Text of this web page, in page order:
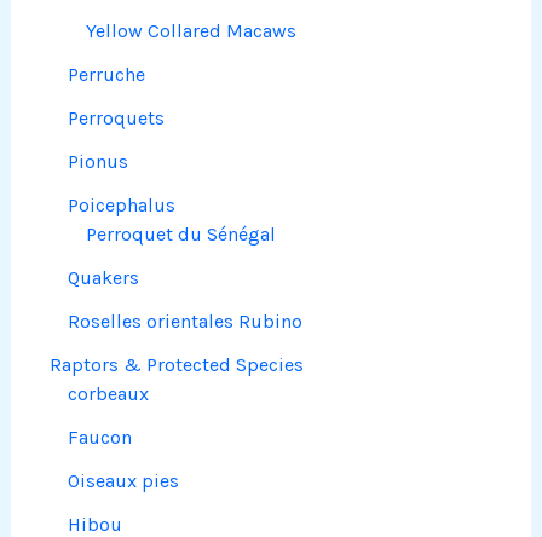
Yellow Collared Macaws
Perruche
Perroquets
Pionus
Poicephalus
Perroquet du Sénégal
Quakers
Roselles orientales Rubino
Raptors & Protected Species
corbeaux
Faucon
Oiseaux pies
Hibou